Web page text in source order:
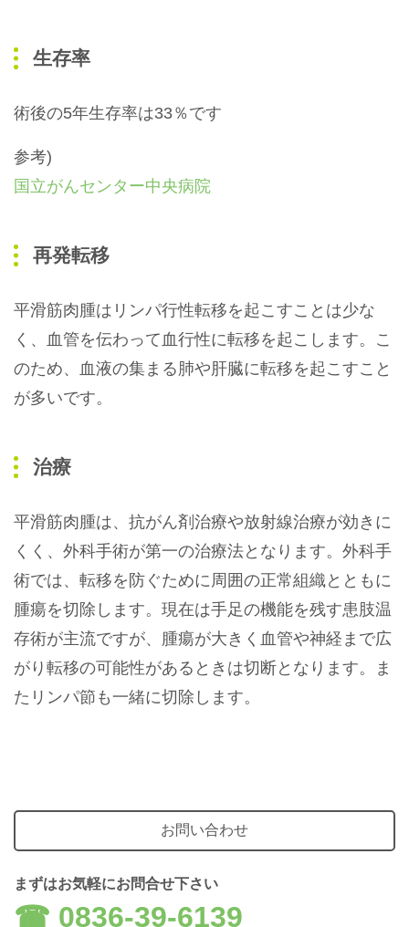
生存率
術後の5年生存率は33％です
参考)
国立がんセンター中央病院
再発転移
平滑筋肉腫はリンパ行性転移を起こすことは少な
く、血管を伝わって血行性に転移を起こします。こ
のため、血液の集まる肺や肝臓に転移を起こすこと
が多いです。
治療
平滑筋肉腫は、抗がん剤治療や放射線治療が効きに
くく、外科手術が第一の治療法となります。外科手
術では、転移を防ぐために周囲の正常組織とともに
腫瘍を切除します。現在は手足の機能を残す患肢温
存術が主流ですが、腫瘍が大きく血管や神経まで広
がり転移の可能性があるときは切断となります。ま
たリンパ節も一緒に切除します。
お問い合わせ
まずはお気軽にお問合せ下さい
☎︎ 0836-39-6139